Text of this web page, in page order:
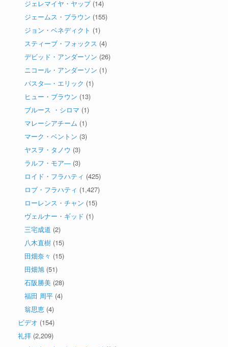
ジェレマイヤ・ヤップ(14)
ジェームス・ブラウン (155)
ジョン・ベネディクト (1)
スティーブ・フォックス (4)
デビッド・アンダーソン (26)
ニコール・アンダーソン (1)
パスタ―・エリック (1)
ヒュー・ブラウン (13)
ブルース ・シロマ (1)
マレーシアチーム (1)
マーク・ベントン (3)
ヤスヲ・タノウ (3)
ラルフ・モア― (3)
ロイド・フラハティ (425)
ロブ・フラハティ (1,427)
ローレンス・チャン (15)
ヴェルナー・ギッド (1)
三宅成道 (2)
八木直樹 (15)
田畑奈々 (15)
田畑旭 (51)
石阪勝美 (28)
福田 周平 (4)
翁思恵 (4)
ビデオ (154)
礼拝 (2,209)